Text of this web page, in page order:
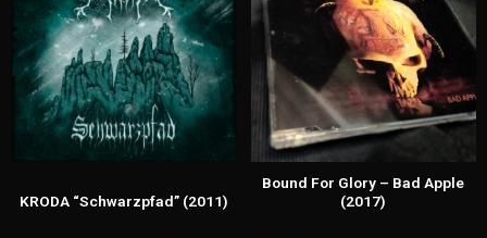
KRODA “Schwarzpfad” (2011)
Bound For Glory – Bad Apple
(2017)